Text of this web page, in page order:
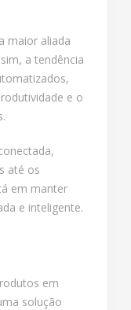
maior aliada
a tendência
e o
até os
em manter
e inteligente.
em
solução